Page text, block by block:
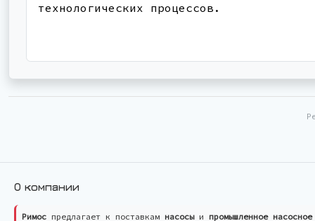
технологических процессов.
О компании
Римос предлагает к поставкам насосыи промышленное насосное